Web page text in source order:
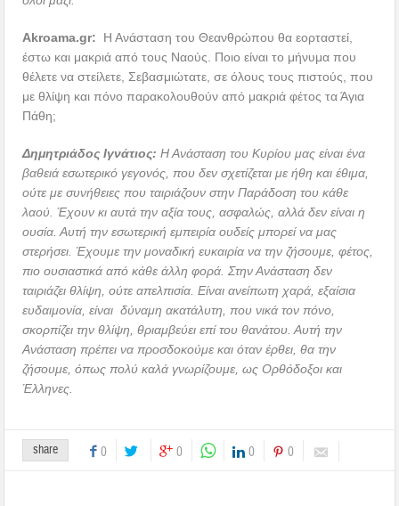
Akroama.gr: Η Ανάσταση του Θεανθρώπου θα εορταστεί,
έστω και μακριά από τους Ναούς. Ποιο είναι το μήνυμα που
θέλετε να στείλετε, Σεβασμιώτατε, σε όλους τους πιστούς, που
με θλίψη και πόνο παρακολουθούν από μακριά φέτος τα Άγια
Πάθη;
Δημητριάδος Ιγνάτιος: Η Ανάσταση του Κυρίου μας είναι ένα
βαθειά εσωτερικό γεγονός, που δεν σχετίζεται με ήθη και έθιμα,
ούτε με συνήθειες που ταιριάζουν στην Παράδοση του κάθε
λαού. Έχουν κι αυτά την αξία τους, ασφαλώς, αλλά δεν είναι η
ουσία. Αυτή την εσωτερική εμπειρία ουδείς μπορεί να μας
στερήσει. Έχουμε την μοναδική ευκαιρία να την ζήσουμε, φέτος,
πιο ουσιαστικά από κάθε άλλη φορά. Στην Ανάσταση δεν
ταιριάζει θλίψη, ούτε απελπισία. Είναι ανείπωτη χαρά, εξαίσια
ευδαιμονία, είναι δύναμη ακατάλυτη, που νικά τον πόνο,
σκορπίζει την θλίψη, θριαμβεύει επί του θανάτου. Αυτή την
Ανάσταση πρέπει να προσδοκούμε και όταν έρθει, θα την
ζήσουμε, όπως πολύ καλά γνωρίζουμε, ως Ορθόδοξοι και
Έλληνες.
share 0 0 0 0